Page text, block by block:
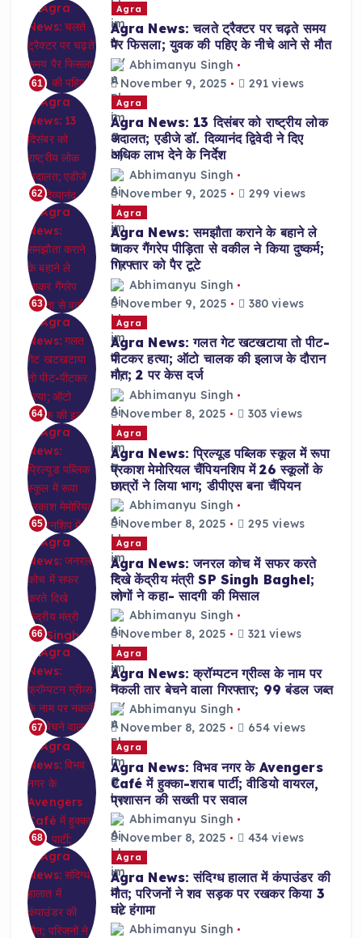
61
Agra
Agra News: चलते ट्रैक्टर पर चढ़ते समय
पैर फिसला; युवक की पहिए के नीचे आने से मौत
Abhimanyu Singh
November 9, 2025
291 views
62
Agra
Agra News: 13 दिसंबर को राष्ट्रीय लोक
अदालत; एडीजे डॉ. दिव्यानंद द्विवेदी ने दिए
अधिक लाभ देने के निर्देश
Abhimanyu Singh
November 9, 2025
299 views
63
Agra
Agra News: समझौता कराने के बहाने ले
जाकर गैंगरेप पीड़िता से वकील ने किया दुष्कर्म;
गिरफ्तार को पैर टूटे
Abhimanyu Singh
November 9, 2025
380 views
64
Agra
Agra News: गलत गेट खटखटाया तो पीट-
पीटकर हत्या; ऑटो चालक की इलाज के दौरान
मौत; 2 पर केस दर्ज
Abhimanyu Singh
November 8, 2025
303 views
65
Agra
Agra News: प्रिल्यूड पब्लिक स्कूल में रूपा
प्रकाश मेमोरियल चैंपियनशिप में 26 स्कूलों के
छात्रों ने लिया भाग; डीपीएस बना चैंपियन
Abhimanyu Singh
November 8, 2025
295 views
66
Agra
Agra News: जनरल कोच में सफर करते
दिखे केंद्रीय मंत्री SP Singh Baghel;
लोगों ने कहा- सादगी की मिसाल
Abhimanyu Singh
November 8, 2025
321 views
67
Agra
Agra News: क्रॉम्पटन ग्रीव्स के नाम पर
नकली तार बेचने वाला गिरफ्तार; 99 बंडल जब्त
Abhimanyu Singh
November 8, 2025
654 views
68
Agra
Agra News: विभव नगर के Avengers
Café में हुक्का-शराब पार्टी; वीडियो वायरल,
प्रशासन की सख्ती पर सवाल
Abhimanyu Singh
November 8, 2025
434 views
Agra
Agra News: संदिग्ध हालात में कंपाउंडर की
मौत; परिजनों ने शव सड़क पर रखकर किया 3
घंटे हंगामा
Abhimanyu Singh